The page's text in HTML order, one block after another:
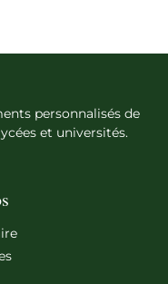
personnalisés de
et universités.